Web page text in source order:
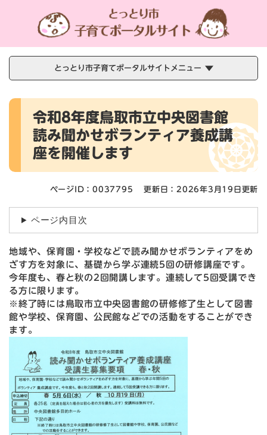
メニューを飛ばして本文へ
とっとり市子育てポータルサイトメニュー
本
令和8年度鳥取市立中央図書館
読み聞かせボランティア養成講
座を開催します
ページID：0037795 更新日：2026年3月19日更新
ページ内目次
地域や、保育園・学校などで読み聞かせボランティアをめ
ざす方を対象に、基礎から学ぶ連続5回の研修講座です。
今年度も、春と秋の2回開講します。連続して5回受講でき
る方に限ります。
※終了時には鳥取市立中央図書館の研修修了生として図書
館や学校、保育園、公民館などでの活動をすることができ
ます。